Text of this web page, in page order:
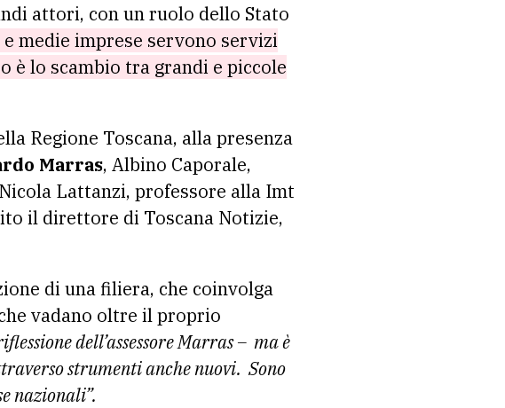
attori, con un ruolo dello Stato
medie imprese servono servizi
è lo scambio tra grandi e piccole
Regione Toscana, alla presenza
Marras, Albino Caporale,
Lattanzi, professore alla Imt
il direttore di Toscana Notizie,
di una filiera, che coinvolga
vadano oltre il proprio
dell’assessore Marras – ma è
strumenti anche nuovi. Sono
nazionali”.